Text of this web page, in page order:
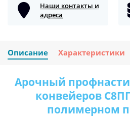
Наши контакты и
адреса
Описание Характеристики
Арочный
конвейеров
полимерном